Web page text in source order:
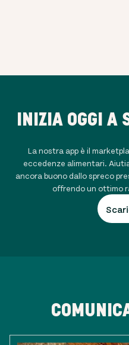
INIZIA OGGI A
La nostra app è il
eccedenze alimentari.
ancora buono dallo spreco
offrendo un ottimo